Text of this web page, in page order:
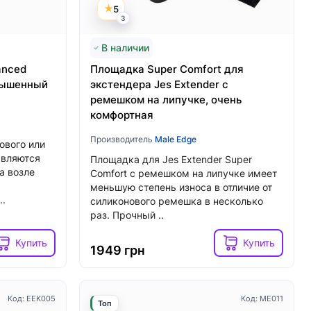
2039 грн
или
возле
Купить
5
3
В наличии
Площадка Super Comfort для
экстендера Jes Extender с
ремешком на липучке, очень
комфортная
Производитель Male Edge
Площадка для Jes Extender Super
Comfort с ремешком на липучке имеет
меньшую степень износа в отличие от
силиконового ремешка в несколько
раз. Прочный ..
1949 грн
Купить
Код: EEK005 Код: ME011
Топ